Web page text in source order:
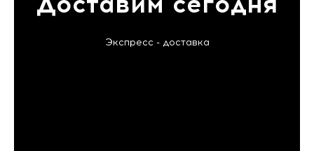
Экспресс - доставка